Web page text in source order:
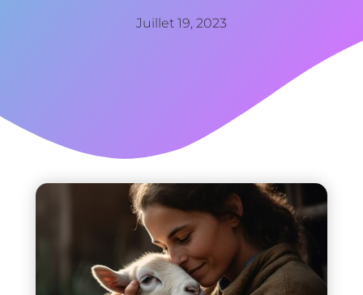
Juillet 19, 2023